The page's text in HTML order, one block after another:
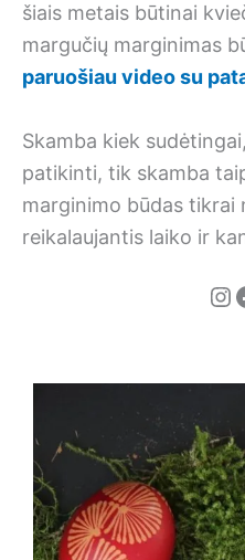
šiais metais būtinai
margučių marginimas
paruošiau video su
Skamba kiek
patikinti, tik skamba
marginimo būdas tikrai
reikalaujantis laiko ir